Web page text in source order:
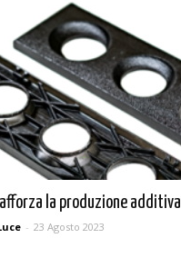
la produzione additiva
- 23 Agosto 2023